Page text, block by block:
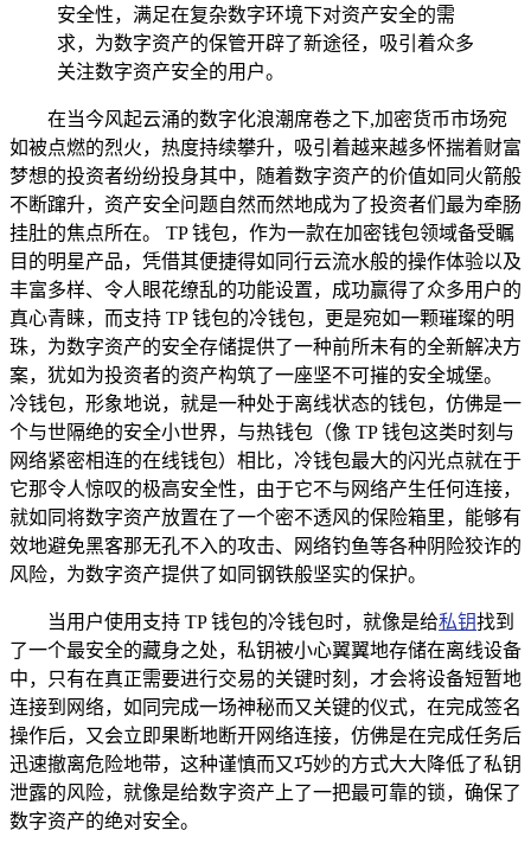
安全性，满足在复杂数字环境下对资产安全的需
求，为数字资产的保管开辟了新途径，吸引着众多
关注数字资产安全的用户。
在当今风起云涌的数字化浪潮席卷之下,加密货币市场宛
如被点燃的烈火，热度持续攀升，吸引着越来越多怀揣着财富
梦想的投资者纷纷投身其中，随着数字资产的价值如同火箭般
不断蹿升，资产安全问题自然而然地成为了投资者们最为牵肠
挂肚的焦点所在。 TP 钱包，作为一款在加密钱包领域备受瞩
目的明星产品，凭借其便捷得如同行云流水般的操作体验以及
丰富多样、令人眼花缭乱的功能设置，成功赢得了众多用户的
真心青睐，而支持 TP 钱包的冷钱包，更是宛如一颗璀璨的明
珠，为数字资产的安全存储提供了一种前所未有的全新解决方
案，犹如为投资者的资产构筑了一座坚不可摧的安全城堡。
冷钱包，形象地说，就是一种处于离线状态的钱包，仿佛是一
个与世隔绝的安全小世界，与热钱包（像 TP 钱包这类时刻与
网络紧密相连的在线钱包）相比，冷钱包最大的闪光点就在于
它那令人惊叹的极高安全性，由于它不与网络产生任何连接，
就如同将数字资产放置在了一个密不透风的保险箱里，能够有
效地避免黑客那无孔不入的攻击、网络钓鱼等各种阴险狡诈的
风险，为数字资产提供了如同钢铁般坚实的保护。
当用户使用支持 TP 钱包的冷钱包时，就像是给私钥找到
了一个最安全的藏身之处，私钥被小心翼翼地存储在离线设备
中，只有在真正需要进行交易的关键时刻，才会将设备短暂地
连接到网络，如同完成一场神秘而又关键的仪式，在完成签名
操作后，又会立即果断地断开网络连接，仿佛是在完成任务后
迅速撤离危险地带，这种谨慎而又巧妙的方式大大降低了私钥
泄露的风险，就像是给数字资产上了一把最可靠的锁，确保了
数字资产的绝对安全。